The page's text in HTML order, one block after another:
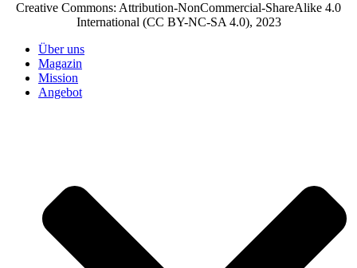
Creative Commons: Attribution-NonCommercial-ShareAlike 4.0
International (CC BY-NC-SA 4.0), 2023
Über uns
Magazin
Mission
Angebot